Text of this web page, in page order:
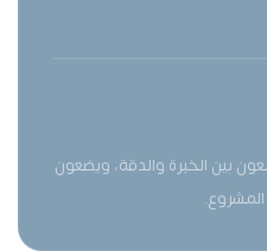
بين الخبرة والدقة، ويضعون